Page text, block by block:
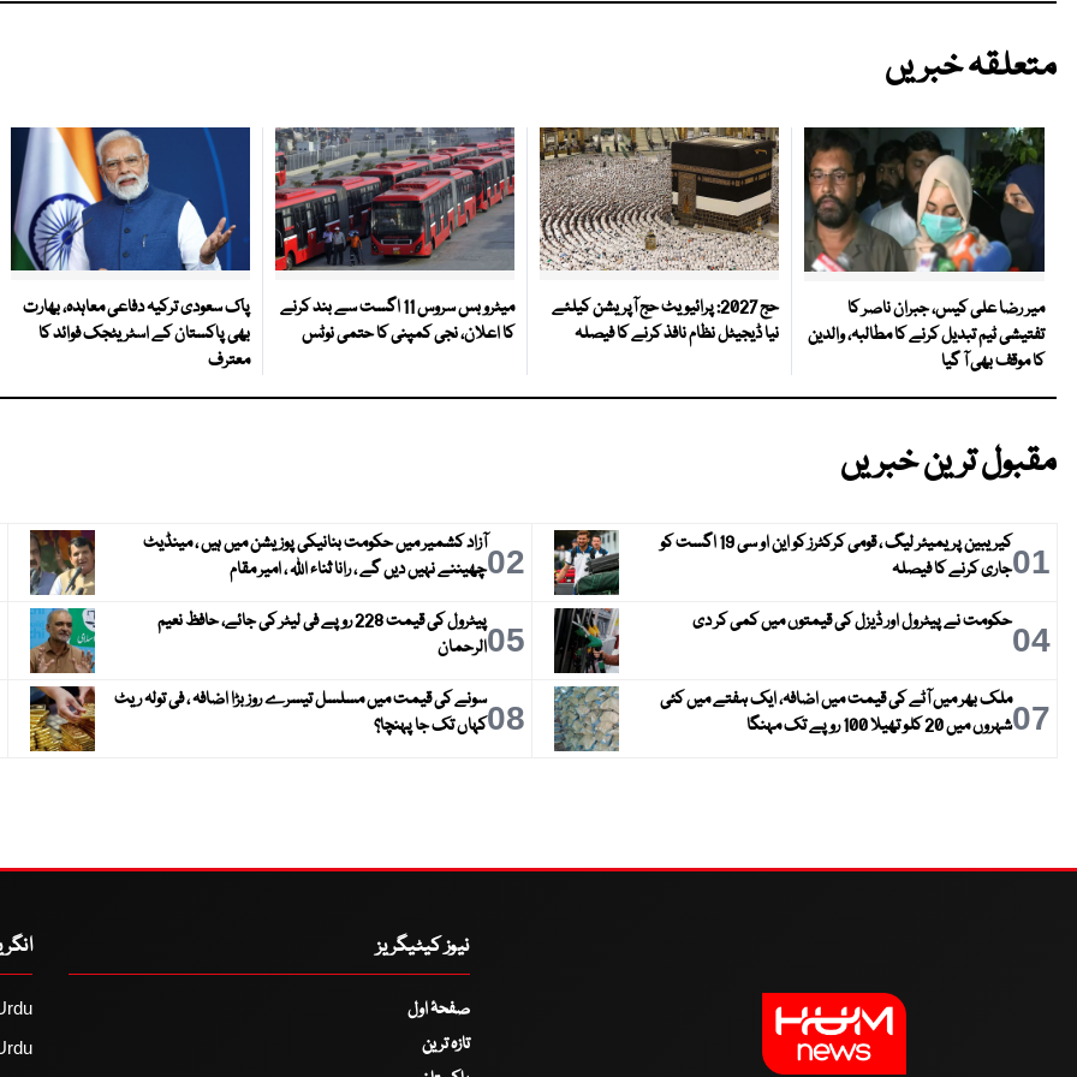
متعلقہ خبریں
میر رضا علی کیس، جبران ناصر کا
تفتیشی ٹیم تبدیل کرنے کا مطالبہ، والدین
کا موقف بھی آ گیا
حج 2027: پرائیویٹ حج آپریشن کیلئے
نیا ڈیجیٹل نظام نافذ کرنے کا فیصلہ
میٹرو بس سروس 11 اگست سے بند کرنے
کا اعلان، نجی کمپنی کا حتمی نوٹس
پاک سعودی ترکیہ دفاعی معاہدہ، بھارت
بھی پاکستان کے اسٹریٹجک فوائد کا
معترف
مقبول ترین خبریں
01
کیریبین پریمیئر لیگ ، قومی کرکٹرز کو این او سی 19 اگست کو
جاری کرنے کا فیصلہ
02آزاد کشمیر میں حکومت بنانیکی پوزیشن میں ہیں ، مینڈیٹ
چھیننے نہیں دیں گے ، رانا ثناء اللہ ، امیر مقام
04حکومت نے پیٹرول اور ڈیزل کی قیمتوں میں کمی کر دی 05
پیٹرول کی قیمت 228 روپے فی لیٹر کی جائے، حافظ نعیم
الرحمان
07ملک بھر میں آٹے کی قیمت میں اضافہ، ایک ہفتے میں کئی
شہروں میں 20 کلو تھیلا 100 روپے تک مہنگا
08سونے کی قیمت میں مسلسل تیسرے روز بڑا اضافہ ، فی تولہ ریٹ
کہاں تک جا پہنچا؟
نیوز کیٹیگریز
صفحۂ اول
تازہ ترین